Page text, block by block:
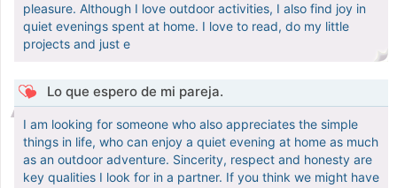
pleasure. Although I love outdoor activities, I also find joy in
quiet evenings spent at home. I love to read, do my little
projects and just e
Lo que espero de mi pareja.
I am looking for someone who also appreciates the simple
things in life, who can enjoy a quiet evening at home as much
as an outdoor adventure. Sincerity, respect and honesty are
key qualities I look for in a partner. If you think we might have